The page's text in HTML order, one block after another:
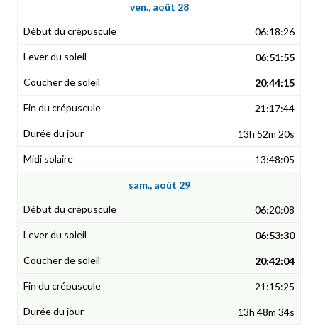
ven., août 28
06:18:26
06:51:55
20:44:15
21:17:44
13h 52m 20s
13:48:05
sam., août 29
06:20:08
06:53:30
20:42:04
21:15:25
13h 48m 34s